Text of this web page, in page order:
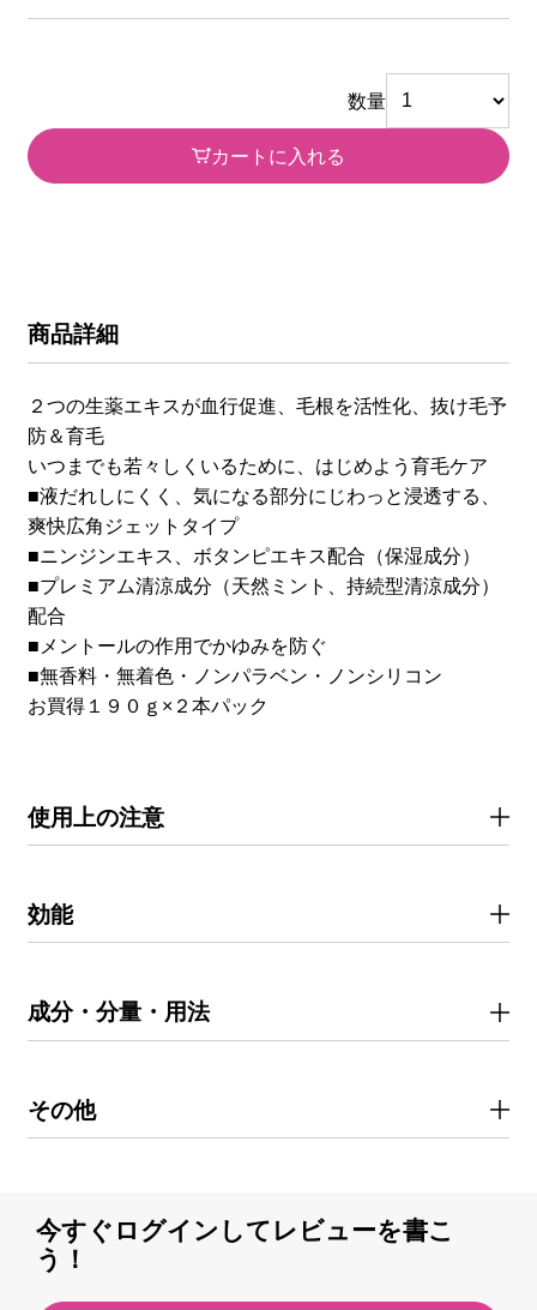
数量
カートに入れる
商品詳細
２つの生薬エキスが血行促進、毛根を活性化、抜け毛予
防＆育毛
いつまでも若々しくいるために、はじめよう育毛ケア
■液だれしにくく、気になる部分にじわっと浸透する、
爽快広角ジェットタイプ
■ニンジンエキス、ボタンピエキス配合（保湿成分）
■プレミアム清涼成分（天然ミント、持続型清涼成分）
配合
■メントールの作用でかゆみを防ぐ
■無香料・無着色・ノンパラベン・ノンシリコン
お買得１９０ｇ×２本パック
使用上の注意
効能
成分・分量・用法
その他
今すぐログインしてレビューを書こ
う！